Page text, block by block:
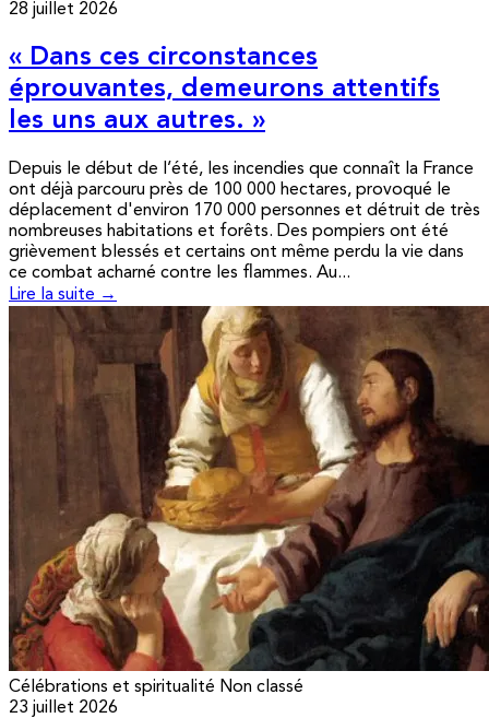
28 juillet 2026
« Dans ces circonstances
éprouvantes, demeurons attentifs
les uns aux autres. »
Depuis le début de l’été, les incendies que connaît la France
ont déjà parcouru près de 100 000 hectares, provoqué le
déplacement d'environ 170 000 personnes et détruit de très
nombreuses habitations et forêts. Des pompiers ont été
grièvement blessés et certains ont même perdu la vie dans
ce combat acharné contre les flammes. Au...
Lire la suite →
Célébrations et spiritualité Non classé
23 juillet 2026